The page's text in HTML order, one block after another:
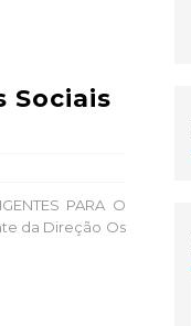
Sociais
PARA O
da Direção Os